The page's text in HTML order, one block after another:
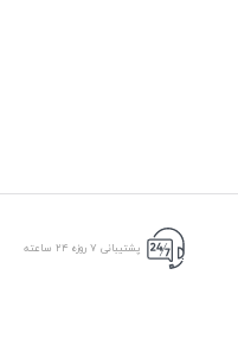
پشتیبانی ۷ روزه ۲۴ ساعته